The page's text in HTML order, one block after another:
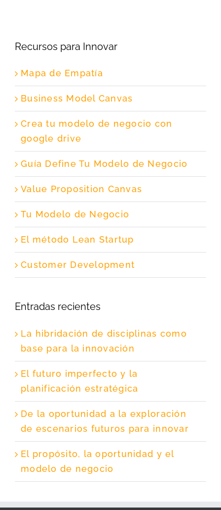
Recursos para Innovar
Mapa de Empatía
Business Model Canvas
Crea tu modelo de negocio con
google drive
Guía Define Tu Modelo de Negocio
Value Proposition Canvas
Tu Modelo de Negocio
El método Lean Startup
Customer Development
Entradas recientes
La hibridación de disciplinas como
base para la innovación
El futuro imperfecto y la
planificación estratégica
De la oportunidad a la exploración
de escenarios futuros para innovar
El propósito, la oportunidad y el
modelo de negocio